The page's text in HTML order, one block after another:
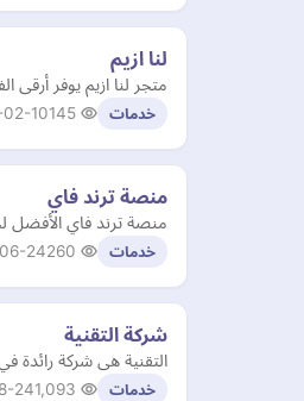
لنا ازيم
متجر لنا ازيم يوفر
خدمات 10
منصة ترند فاي
منصة ترند فاي الأفضل
خدمات 24
شركة التقنية
التقنية هى شركة رائدة
خدمات 24